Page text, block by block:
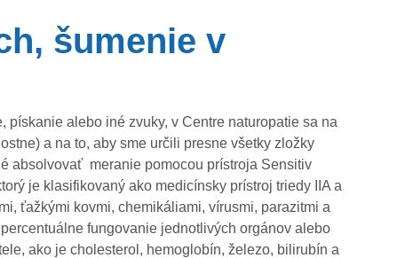
šumenie v
alebo iné zvuky, v Centre naturopatie sa na
a na to, aby sme určili presne všetky zložky
absolvovať meranie pomocou prístroja Sensitiv
je klasifikovaný ako medicínsky prístroj triedy IIA a
ťažkými kovmi, chemikáliami, vírusmi, parazitmi a
fungovanie jednotlivých orgánov alebo
ako je cholesterol, hemoglobín, železo, bilirubín a